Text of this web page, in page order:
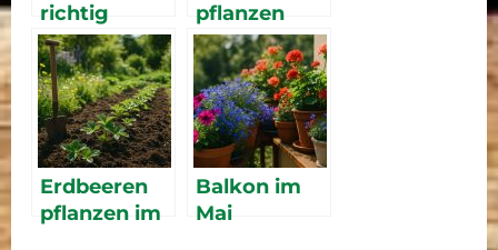
richtig
anlegen
2026 –
Anleitung
für
fruchtbaren
Gartenkomp
ost
pflanzen
2026 –
Anzucht,
Pflege und
reiche Ernte
im Garten
Erdbeeren
pflanzen im
Balkon im
Mai